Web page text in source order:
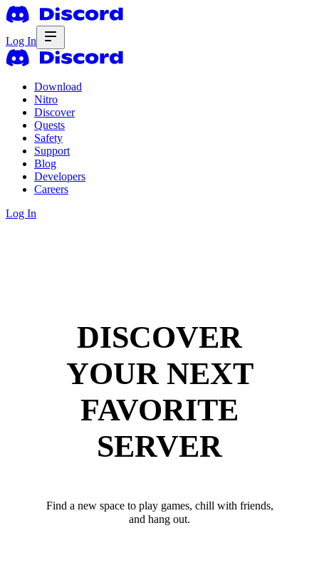
Log In
Download
Nitro
Discover
Quests
Safety
Support
Blog
Developers
Careers
Log In
DISCOVER
YOUR NEXT
FAVORITE
SERVER
Find a new space to play games, chill with friends,
and hang out.